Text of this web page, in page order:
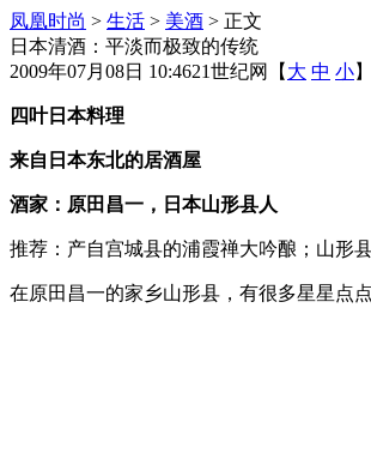
凤凰时尚 > 生活 > 美酒 > 正文
日本清酒：平淡而极致的传统
2009年07月08日 10:4621世纪网 【 大 中 小
四叶日本料理
来自日本东北的居酒屋
酒家：原田昌一，日本山形县人
推荐：产自宫城县的浦霞禅大吟酿；山形
在原田昌一的家乡山形县，有很多星星点